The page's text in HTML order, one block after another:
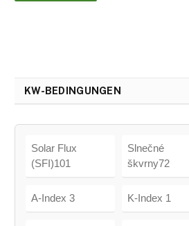
KW-BEDINGUNGEN
Solar Flux
(SFI)101
Slnečné
škvrny72
A-Index 3 K-Index 1